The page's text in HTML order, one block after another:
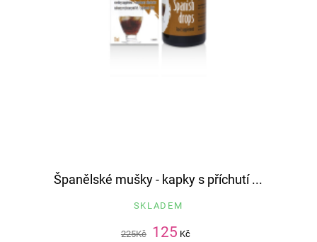
Španělské mušky - kapky s příchutí ...
SKLADEM
225Kč 125 Kč